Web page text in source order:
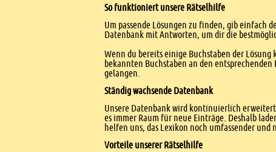
So funktioniert unsere Rätselhilfe
Um passende Lösungen zu finden, gib einfach
Datenbank mit Antworten, um dir die
Wenn du bereits einige Buchstaben der
bekannten Buchstaben an den
gelangen.
Ständig wachsende Datenbank
Unsere Datenbank wird kontinuierlich
es immer Raum für neue Einträge. Deshalb
helfen uns, das Lexikon noch umfassender
Vorteile unserer Rätselhilfe